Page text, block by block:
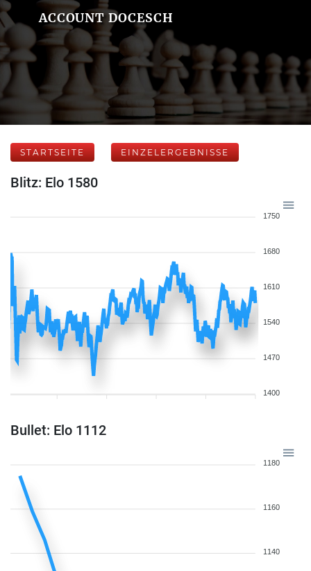
ACCOUNT DOCESCH
STARTSEITE EINZELERGEBNISSE
Blitz: Elo 1580
1750
1680
1610
1540
1470
1400
Bullet: Elo 1112
1180
1160
1140